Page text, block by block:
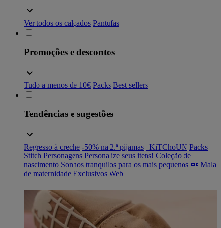
Ver todos os calçados Pantufas
Promoções e descontos
Tudo a menos de 10€ Packs Best sellers
Tendências e sugestões
Regresso à creche -50% na 2.ª pijamas _KiTChoUN Packs
Stitch Personagens Personalize seus itens! Coleção de
nascimento Sonhos tranquilos para os mais pequenos 💤 Mala
de maternidade Exclusivos Web